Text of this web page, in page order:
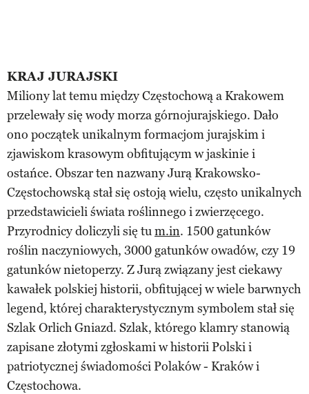
KRAJ JURAJSKI
Miliony lat temu między Częstochową a Krakowem
przelewały się wody morza górnojurajskiego. Dało
ono początek unikalnym formacjom jurajskim i
zjawiskom krasowym obfitującym w jaskinie i
ostańce. Obszar ten nazwany Jurą Krakowsko-
Częstochowską stał się ostoją wielu, często unikalnych
przedstawicieli świata roślinnego i zwierzęcego.
Przyrodnicy doliczyli się tum.in. 1500 gatunków
roślin naczyniowych, 3000 gatunków owadów, czy 19
gatunków nietoperzy. Z Jurą związany jest ciekawy
kawałek polskiej historii, obfitującej w wiele barwnych
legend, której charakterystycznym symbolem stał się
Szlak Orlich Gniazd. Szlak, którego klamry stanowią
zapisane złotymi zgłoskami w historii Polski i
patriotycznej świadomości Polaków - Kraków i
Częstochowa.